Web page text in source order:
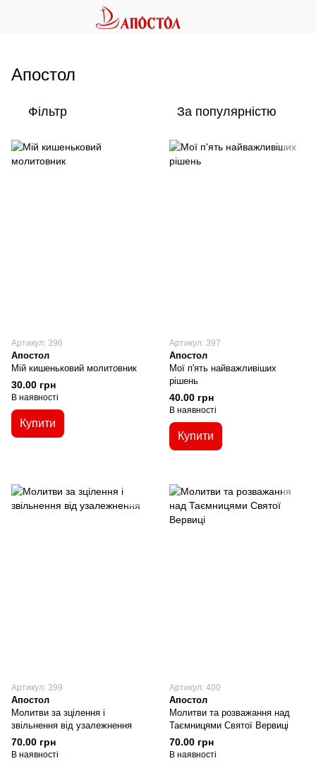
Апостол
Фільтр За популярністю
Артикул: 396
Апостол
Мій кишеньковий молитовник
30.00 грн
В наявності
Купити
Артикул: 397
Апостол
Мої п'ять найважливіших
рішень
40.00 грн
В наявності
Купити
Артикул: 399
Апостол
Молитви за зцілення і
звільнення від узалежнення
70.00 грн
В наявності
Артикул: 400
Апостол
Молитви та розважання над
Таємницями Святої Вервиці
70.00 грн
В наявності